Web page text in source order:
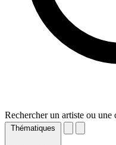
Rechercher un artiste ou une
Thématiques